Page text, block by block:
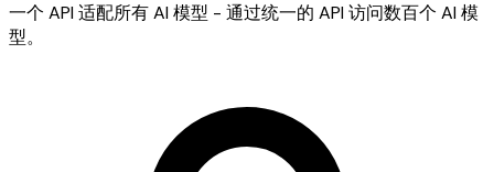
一个 API 适配所有 AI 模型 - 通过统一的 API 访问数百个 AI 模
型。